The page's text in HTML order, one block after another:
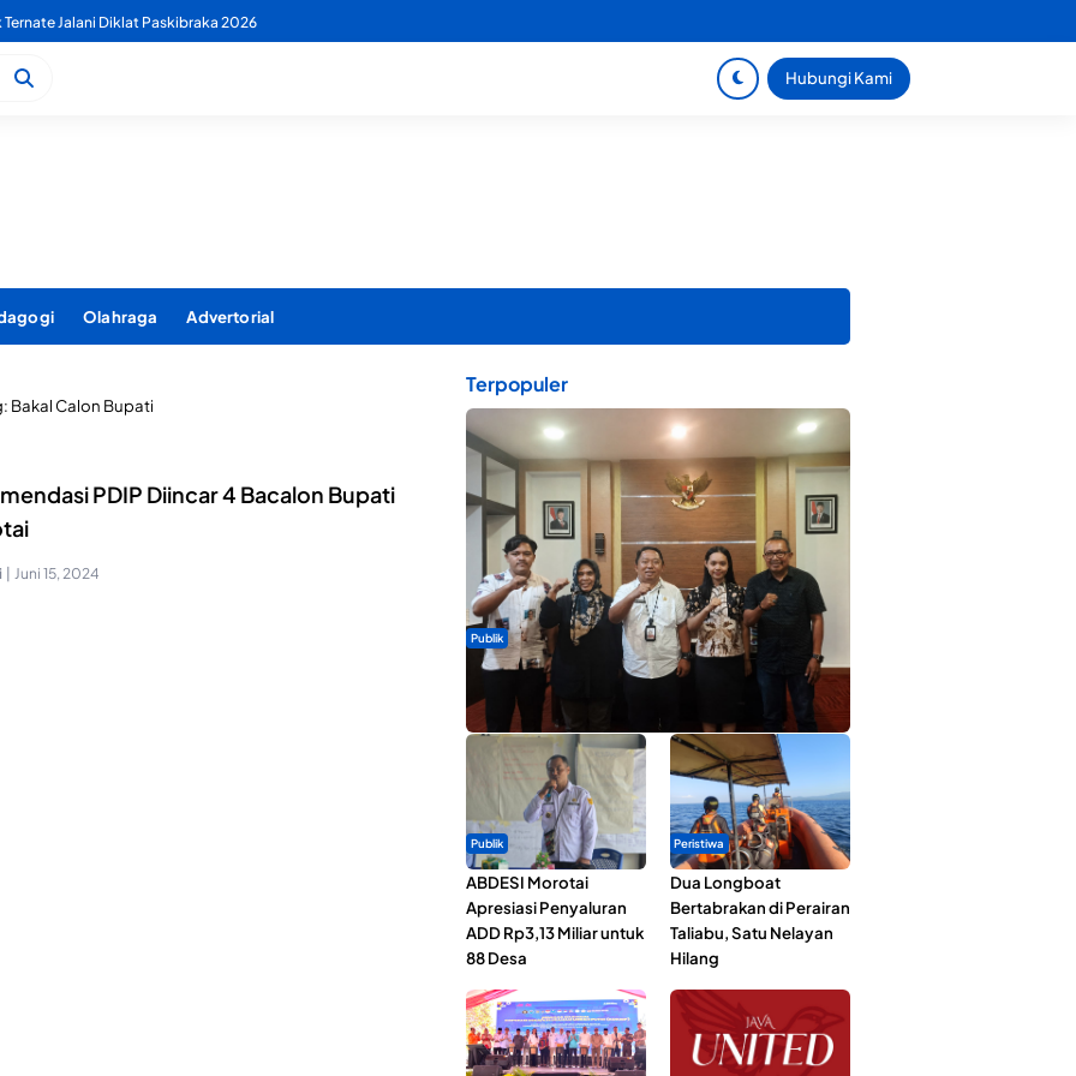
Jalani Diklat Paskibraka 2026
Hubungi Kami
Olahraga Advertorial
Bakal Calon Bupati
PDIP Diincar 4 Bacalon Bupati
Juni 15, 2024
Terpopuler
Publik
Dua Talenta Muda Ternate Wakili Maluku Utara di
Gita Bahana Nusantara 2026
Publik
ABDESI Morotai
Apresiasi Penyaluran
ADD Rp3,13 Miliar untuk
88 Desa
Peristiwa
Dua Longboat
Bertabrakan di Perairan
Taliabu, Satu Nelayan
Hilang